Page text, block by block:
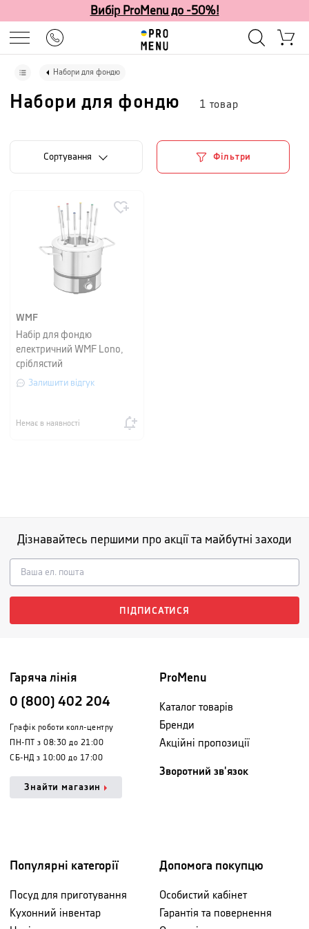
Вибір ProMenu до -50%!
Набори для фондю
Набори для фондю 1 товар
Сортування Фільтри
WMF
Набір для фондю
електричний WMF Lono,
сріблястий
Залишити відгук
Немає в наявності
Дізнавайтесь першими про акції та майбутні заходи
ПІДПИСАТИСЯ
Гаряча лінія
0 (800) 402 204
Графік роботи колл-центру
ПН-ПТ з 08:30 до 21:00
СБ-НД з 10:00 до 17:00
Знайти магазин
ProMenu
Каталог товарів
Бренди
Акційні пропозиції
Зворотний зв'язок
Популярні категорії
Посуд для приготування
Кухонний інвентар
Допомога покупцю
Особистий кабінет
Гарантія та повернення